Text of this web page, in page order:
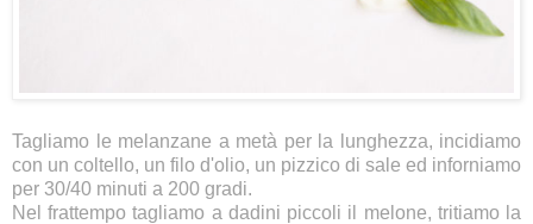
Tagliamo le melanzane a metà per la lunghezza, incidiamo
con un coltello, un filo d'olio, un pizzico di sale ed inforniamo
per 30/40 minuti a 200 gradi.
Nel frattempo tagliamo a dadini piccoli il melone, tritiamo la